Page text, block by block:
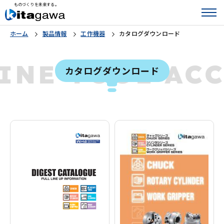
ものづくりを未来する。
ホーム 製品情報 工作機器 カタログダウンロード
TOOL
カタログダウンロード